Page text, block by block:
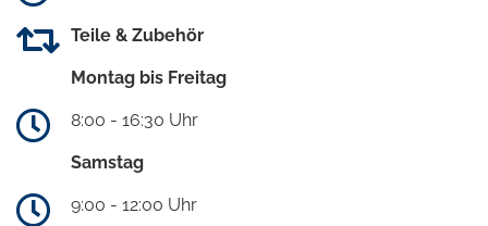
Teile & Zubehör
Montag bis Freitag
8:00 - 16:30 Uhr
Samstag
9:00 - 12:00 Uhr